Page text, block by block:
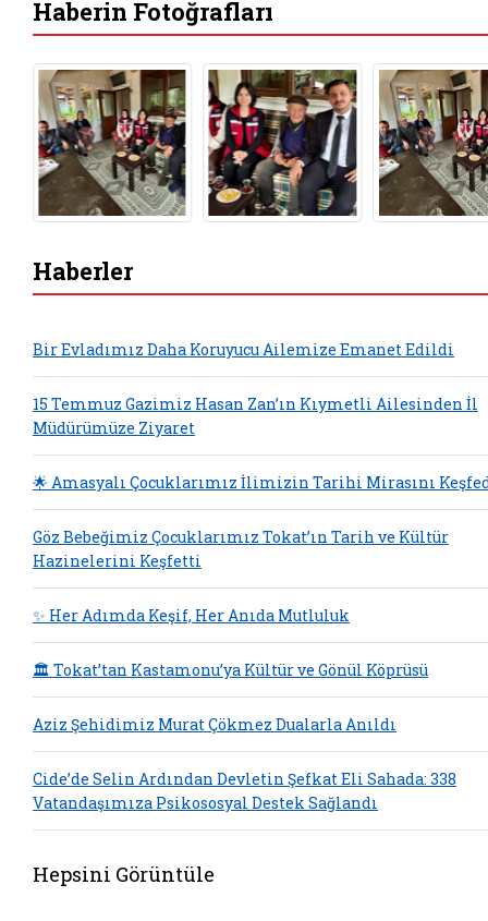
Haberin Fotoğrafları
Haberler
Bir Evladımız Daha Koruyucu Ailemize Emanet Edildi
15 Temmuz Gazimiz Hasan Zan’ın Kıymetli Ailesinden İl
Müdürümüze Ziyaret
🌟 Amasyalı Çocuklarımız İlimizin Tarihi Mirasını
Göz Bebeğimiz Çocuklarımız Tokat’ın Tarih ve Kültür
Hazinelerini Keşfetti
✨ Her Adımda Keşif, Her Anıda Mutluluk
🏛️ Tokat’tan Kastamonu’ya Kültür ve Gönül Köprüsü
Aziz Şehidimiz Murat Çökmez Dualarla Anıldı
Cide’de Selin Ardından Devletin Şefkat Eli Sahada: 338
Vatandaşımıza Psikososyal Destek Sağlandı
Hepsini Görüntüle